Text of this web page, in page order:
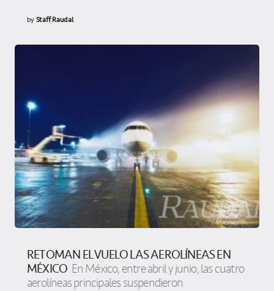
byStaff Raudal
RETOMAN EL VUELO LAS AEROLÍNEAS EN
MÉXICO En México, entre abril y junio, las cuatro
aerolíneas principales suspendieron